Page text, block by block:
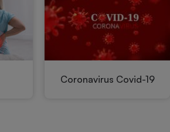
Coronavirus Covid-19
Plaque de cuisson à
induction
Téléphone mobile -
Smartphone
Climatiseur -